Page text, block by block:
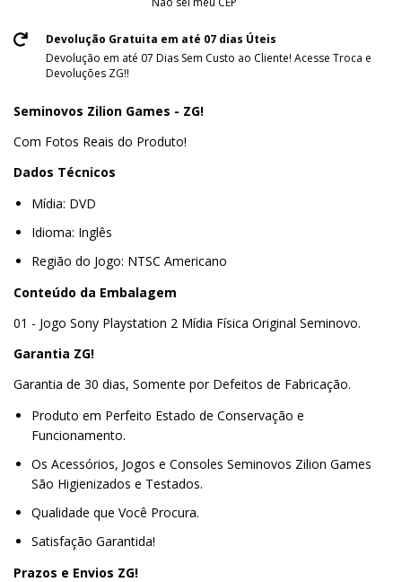
Devolução Gratuita em até 07 dias Úteis
Devolução em até 07 Dias Sem Custo ao Cliente! Acesse Troca e
Devoluções ZG!!
Seminovos Zilion Games - ZG!
Com Fotos Reais do Produto!
Dados Técnicos
Mídia: DVD
Idioma: Inglês
Região do Jogo: NTSC Americano
Conteúdo da Embalagem
01 - Jogo Sony Playstation 2 Mídia Física Original Seminovo.
Garantia ZG!
Garantia de 30 dias, Somente por Defeitos de Fabricação.
Produto em Perfeito Estado de Conservação e
Funcionamento.
Os Acessórios, Jogos e Consoles Seminovos Zilion Games
São Higienizados e Testados.
Qualidade que Você Procura.
Satisfação Garantida!
Prazos e Envios ZG!